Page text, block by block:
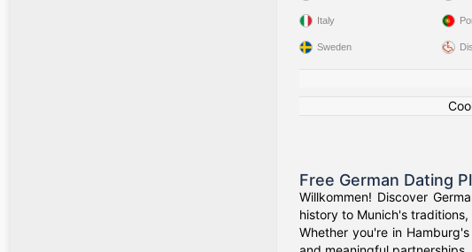
Italy
Sweden
Free German Dating
Willkommen! Discover
history to Munich's
Whether you're in